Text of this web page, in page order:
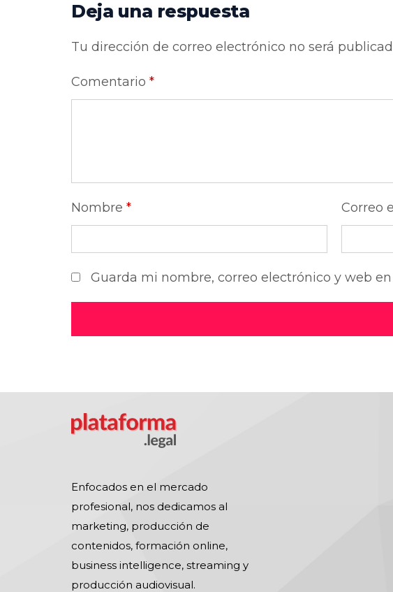
Deja una respuesta
Tu dirección de correo electrónico no será
Comentario *
Nombre * Correo
Guarda mi nombre, correo electrónico y web
Enfocados en el mercado
profesional, nos dedicamos al
marketing, producción de
contenidos, formación online,
business intelligence, streaming y
producción audiovisual.